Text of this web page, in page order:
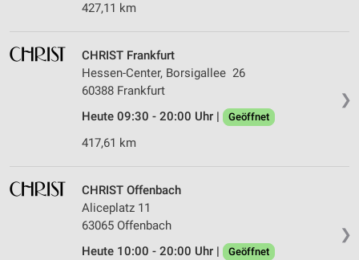
427,11 km
❯
CHRIST Frankfurt
Hessen-Center, Borsigallee 26
60388 Frankfurt
Heute 09:30 - 20:00 Uhr |
Geöffnet
417,61 km
❯
CHRIST Offenbach
Aliceplatz 11
63065 Offenbach
Heute 10:00 - 20:00 Uhr |
Geöffnet